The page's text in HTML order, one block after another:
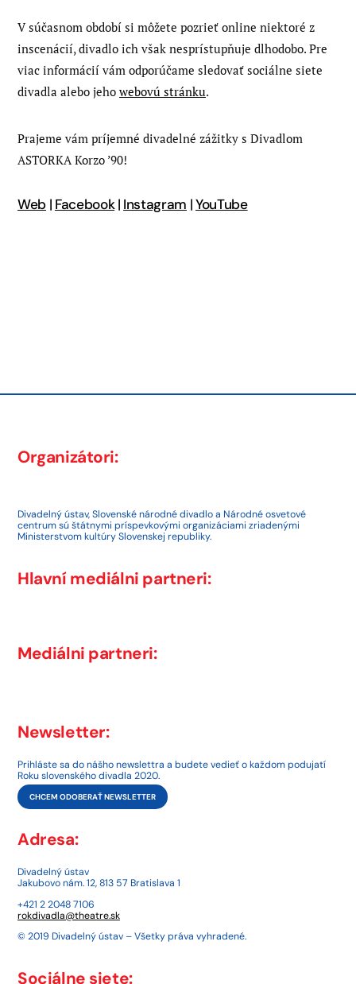
V súčasnom období si môžete pozrieť online niektoré z
inscenácií, divadlo ich však nesprístupňuje dlhodobo. Pre
viac informácií vám odporúčame sledovať sociálne siete
divadla alebo jeho webovú stránku.
Prajeme vám príjemné divadelné zážitky s Divadlom
ASTORKA Korzo ’90!
Web| Facebook| Instagram |YouTube
Organizátori:
Divadelný ústav, Slovenské národné divadlo a Národné osvetové
centrum sú štátnymi príspevkovými organizáciami zriadenými
Ministerstvom kultúry Slovenskej republiky.
Hlavní mediálni partneri:
Mediálni partneri:
Newsletter:
Prihláste sa do nášho newslettra a budete vedieť o každom podujatí
Roku slovenského divadla 2020.
CHCEM ODOBERAŤ NEWSLETTER
Adresa:
Divadelný ústav
Jakubovo nám. 12, 813 57 Bratislava 1
+421 2 2048 7106
rokdivadla@theatre.sk
© 2019 Divadelný ústav – Všetky práva vyhradené.
Sociálne siete: